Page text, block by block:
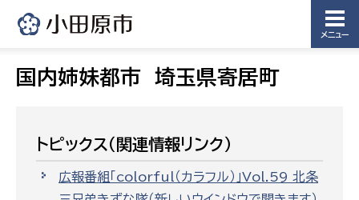
メニュー
国内姉妹都市 埼玉県寄居町
トピックス（関連情報リンク）
広報番組「colorful（カラフル）」Vol.59 北条